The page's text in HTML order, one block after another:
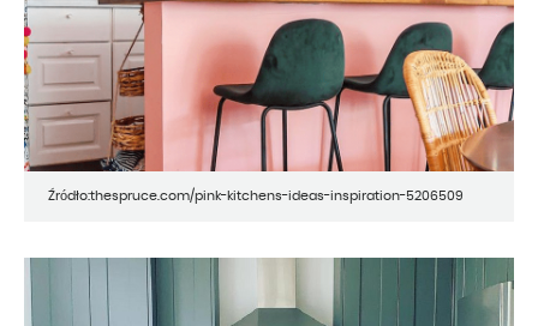
Źródło:thespruce.com/pink-kitchens-ideas-inspiration-5206509